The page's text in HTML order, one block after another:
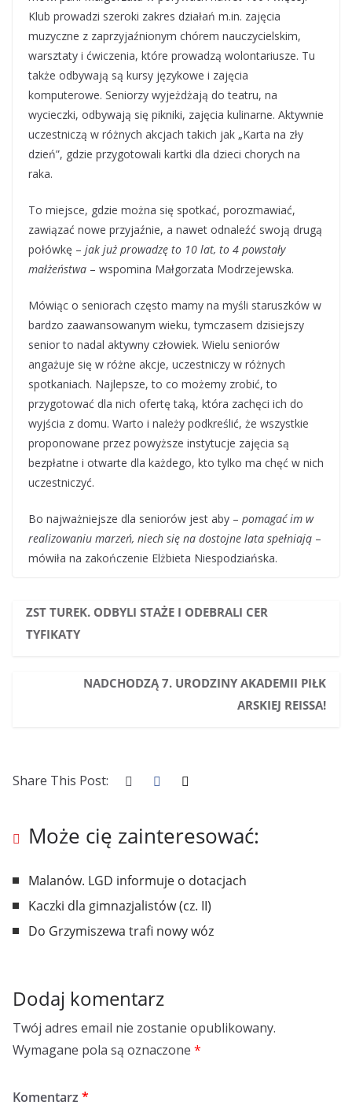
Klub prowadzi szeroki zakres działań m.in. zajęcia
muzyczne z zaprzyjaźnionym chórem nauczycielskim,
warsztaty i ćwiczenia, które prowadzą wolontariusze. Tu
także odbywają są kursy językowe i zajęcia
komputerowe. Seniorzy wyjeżdżają do teatru, na
wycieczki, odbywają się pikniki, zajęcia kulinarne. Aktywnie
uczestniczą w różnych akcjach takich jak „Karta na zły
dzień”, gdzie przygotowali kartki dla dzieci chorych na
raka.
To miejsce, gdzie można się spotkać, porozmawiać,
zawiązać nowe przyjaźnie, a nawet odnaleźć swoją drugą
połówkę – jak już prowadzę to 10 lat, to 4 powstały
małżeństwa – wspomina Małgorzata Modrzejewska.
Mówiąc o seniorach często mamy na myśli staruszków w
bardzo zaawansowanym wieku, tymczasem dzisiejszy
senior to nadal aktywny człowiek. Wielu seniorów
angażuje się w różne akcje, uczestniczy w różnych
spotkaniach. Najlepsze, to co możemy zrobić, to
przygotować dla nich ofertę taką, która zachęci ich do
wyjścia z domu. Warto i należy podkreślić, że wszystkie
proponowane przez powyższe instytucje zajęcia są
bezpłatne i otwarte dla każdego, kto tylko ma chęć w nich
uczestniczyć.
Bo najważniejsze dla seniorów jest aby – pomagać im w
realizowaniu marzeń, niech się na dostojne lata spełniają –
mówiła na zakończenie Elżbieta Niespodziańska.
ZST TUREK. ODBYLI STAŻE I ODEBRALI CER
TYFIKATY
NADCHODZĄ 7. URODZINY AKADEMII PIŁK
ARSKIEJ REISSA!
Share This Post:
Może cię zainteresować:
Malanów. LGD informuje o dotacjach
Kaczki dla gimnazjalistów (cz. II)
Do Grzymiszewa trafi nowy wóz
Dodaj komentarz
Twój adres email nie zostanie opublikowany.
Wymagane pola są oznaczone *
Komentarz *